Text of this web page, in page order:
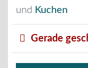
und Kuchen
Gerade